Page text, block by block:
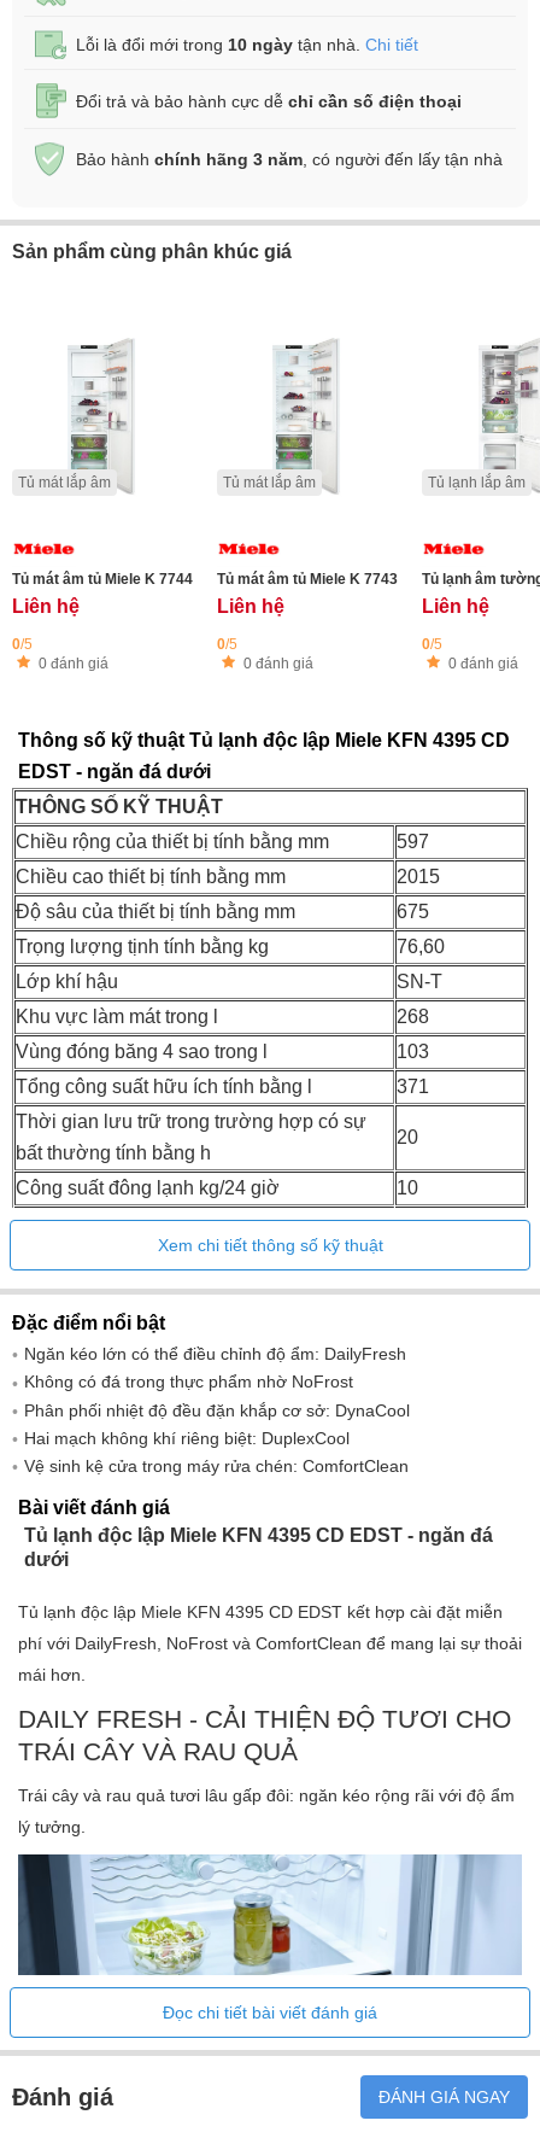
Lỗi là đổi mới trong 10 ngày tận nhà. Chi tiết
Đổi trả và bảo hành cực dễ chỉ cần số điện thoại
Bảo hành chính hãng 3 năm , có người đến lấy tận nhà
Sản phẩm cùng phân khúc giá
Tủ mát lắp âm
Tủ mát âm tủ Miele K 7744 E - 275L
Liên hệ
0/5
0 đánh giá
Tủ mát lắp âm
Tủ mát âm tủ Miele K 7743 E - 294L
Liên hệ
0/5
0 đánh giá
Tủ lạnh lắp âm
Tủ lạnh âm
Liên hệ
0/5
0 đánh giá
Thông số kỹ thuật Tủ lạnh độc lập Miele KFN 4395 CD
EDST - ngăn đá dưới
THÔNG SỐ KỸ THUẬT
Chiều rộng của thiết bị tính bằng mm
597
Chiều cao thiết bị tính bằng mm
2015
Độ sâu của thiết bị tính bằng mm
675
Trọng lượng tịnh tính bằng kg
76,60
Lớp khí hậu
SN-T
Khu vực làm mát trong l
268
Vùng đóng băng 4 sao trong l
103
Tổng công suất hữu ích tính bằng l
371
Thời gian lưu trữ trong trường hợp có sự
bất thường tính bằng h
20
Công suất đông lạnh kg/24 giờ
10
Lớp phát ra tiếng ồn (A–D)
B
Mức âm thanh tính bằng db(A) re1pW
Mức tiêu thụ hiện tại tính bằng milliamp
(mA)
điện áp V
220.00-240.00
Cầu chì tại A
Số lượng giai đoạn
Tần số tính bằng Hz
50.00-60.00
Chiều dài ống dẫn điện tính bằng m
Thay đèn
Dịch vụ sau
Xem chi tiết thông số kỹ thuật
Đặc điểm nổi bật
Ngăn kéo lớn có thể điều chỉnh độ ẩm: DailyFresh
Không có đá trong thực phẩm nhờ NoFrost
Phân phối nhiệt độ đều đặn khắp cơ sở: DynaCool
Hai mạch không khí riêng biệt: DuplexCool
Vệ sinh kệ cửa trong máy rửa chén: ComfortClean
Bài viết đánh giá
Tủ lạnh độc lập Miele KFN 4395 CD EDST - ngăn đá
dưới
Tủ lạnh độc lập Miele KFN 4395 CD EDST kết hợp cài đặt miễn
phí với DailyFresh, NoFrost và ComfortClean để mang lại sự thoải
mái hơn.
DAILY FRESH - CẢI THIỆN ĐỘ TƯƠI CHO
TRÁI CÂY VÀ RAU QUẢ
Trái cây và rau quả tươi lâu gấp đôi: ngăn kéo rộng rãi với độ ẩm
lý tưởng.
Đọc chi tiết bài viết đánh giá
Đánh giá ĐÁNH GIÁ NGAY